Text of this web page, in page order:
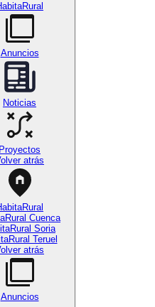
Anuncios
Noticias
Proyectos
atrás
Cuenca
Soria
Teruel
atrás
Anuncios